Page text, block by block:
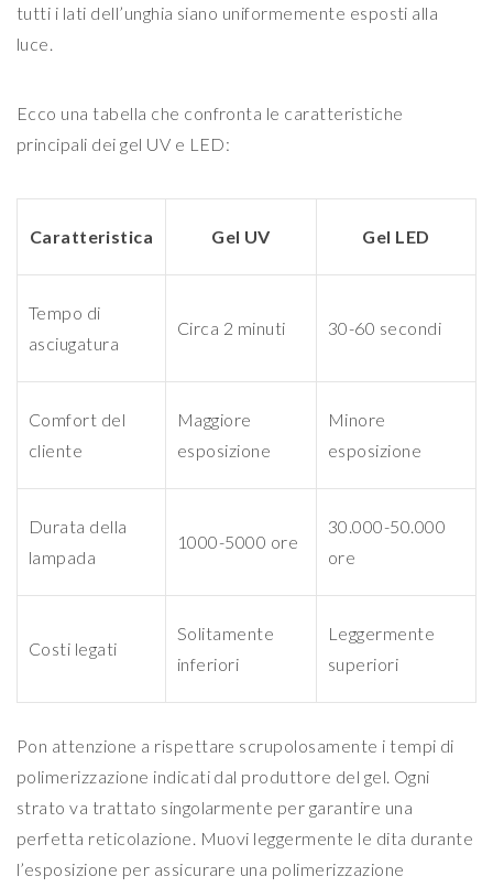
tutti i lati dell’unghia siano uniformemente esposti alla
luce.
Ecco una tabella che confronta le caratteristiche
principali dei gel UV e LED:
Caratteristica Gel UV Gel LED
Tempo di
asciugatura
Circa 2 minuti 30-60 secondi
Comfort del
cliente
Maggiore
esposizione
Minore
esposizione
Durata della
lampada
1000-5000 ore
30.000-50.000
ore
Costi legati
Solitamente
inferiori
Leggermente
superiori
Pon attenzione a rispettare scrupolosamente i tempi di
polimerizzazione indicati dal produttore del gel. Ogni
strato va trattato singolarmente per garantire una
perfetta reticolazione. Muovi leggermente le dita durante
l’esposizione per assicurare una polimerizzazione